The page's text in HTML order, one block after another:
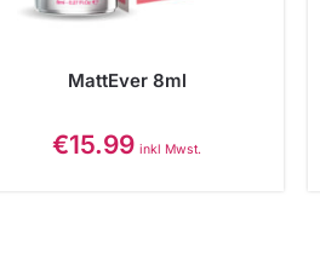
MattEver 8ml
€15.99 inkl Mwst.